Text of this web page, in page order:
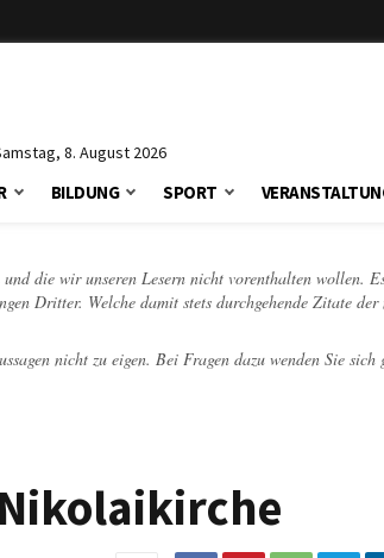
8. August 2026
BILDUNG SPORT
die wir unseren Lesern nicht vorenthalten wollen.
Dritter. Welche damit stets durchgehende Zitate der
nicht zu eigen. Bei Fragen dazu wenden Sie sich